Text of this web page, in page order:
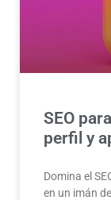
SEO
perfil y
Domina el
en un imán